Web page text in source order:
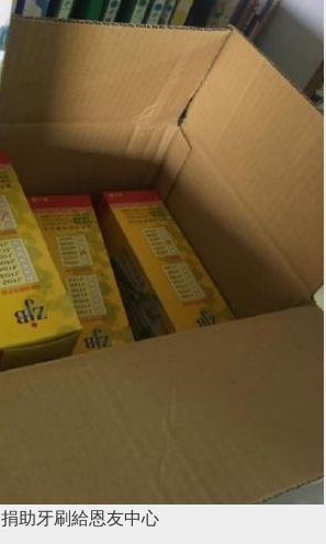
捐助牙刷給恩友中心